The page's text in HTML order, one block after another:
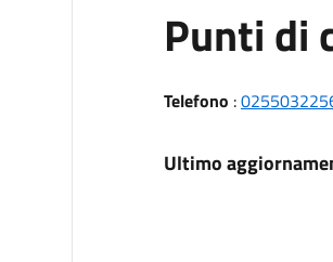
Punti di
Telefono :
Ultimo